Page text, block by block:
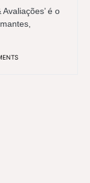
é o